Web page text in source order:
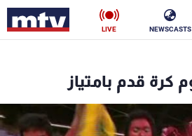
NEWSCASTS
LIVE
كرة قدم بامتياز
ناس